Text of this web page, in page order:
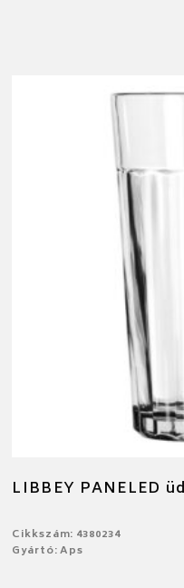
LIBBEY PANELED
Cikkszám: 4380234
Gyártó: Aps